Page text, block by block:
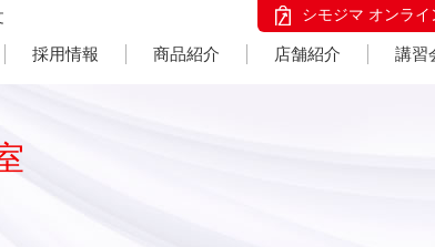
シモジマ オンラ
採用情報 商品紹介 店舗紹介 講習